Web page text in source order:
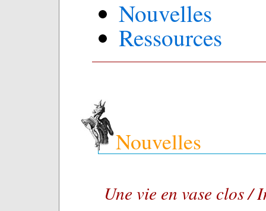
Nouvelles
Ressources
Nouvelles
Une vie en vase clos /